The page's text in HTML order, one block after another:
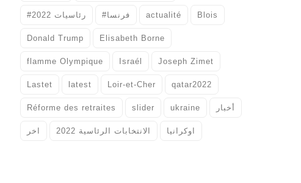
#رئاسيات 2022 #فرنسا actualité Blois
Donald Trump Elisabeth Borne
flamme Olympique Israél Joseph Zimet
Lastet latest Loir-et-Cher qatar2022
Réforme des retraites slider ukraine أخبار
اخر الانتخابات الرئاسية 2022 اوكرانيا